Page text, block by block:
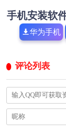
手机安装软
华为手机
评论列表